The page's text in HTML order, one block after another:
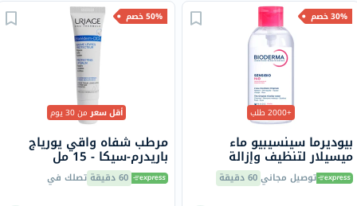
30% خصم
+2000 طلب
بيوديرما سينسيبيو ماء
ميسيلار لتنظيف وإزالة
المكياج 850 ملتوصيل مجاني60 دقيقة
50% خصم
أقل سعرمن 30 يوم
مرطب شفاه واقي يورياج
باريدرم-سيكا - 15 مل
60 دقيقة تصلك في